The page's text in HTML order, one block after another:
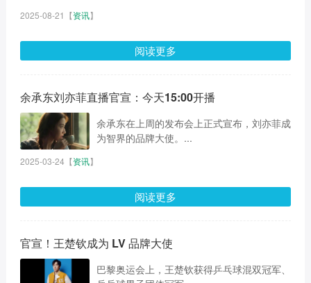
2025-08-21 【资讯】
阅读更多
余承东刘亦菲直播官宣：今天15:00开播
余承东在上周的发布会上正式宣布，刘亦菲成
为智界的品牌大使。...
2025-03-24 【资讯】
阅读更多
官宣！王楚钦成为 LV 品牌大使
巴黎奥运会上，王楚钦获得乒乓球混双冠军、